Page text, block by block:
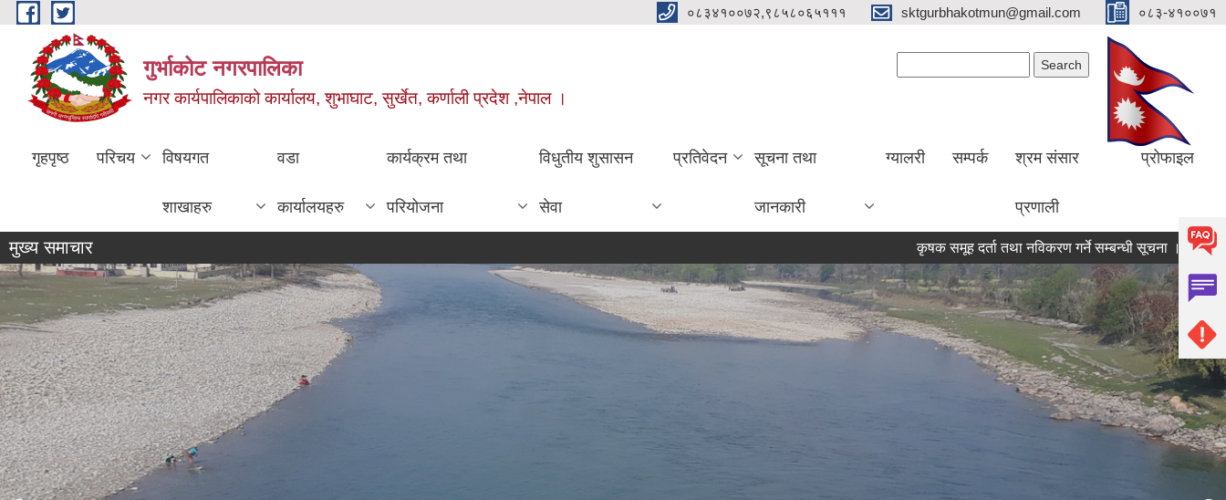
Skip to main content ०८३४१००७२,९८५८०६५१११ sktgurbhakotmun@gmail.com ०८३-४१००७१
गुर्भाकोट नगरपालिका
नगर कार्यपालिकाको कार्यालय, शुभाघाट, सुर्खेत, कर्णाली प्रदेश ,नेपाल ।
गृहपृष्ठ परिचय विषयगत
शाखाहरु
वडा
कार्यालयहरु
कार्यक्रम तथा
परियोजना
विधुतीय शुसासन
सेवा
प्रतिवेदन सूचना तथा
जानकारी
ग्यालरी सम्पर्क श्रम संसार
प्रणाली
प्रोफाइल
मुख्य समाचार कृषक समूह दर्ता तथा नविकरण गर्ने सम्बन्धी सूचना । शहीद स्मृति